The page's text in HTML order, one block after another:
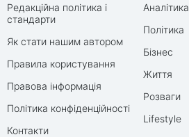
Редакційна політика і
стандарти
Як стати нашим автором
Правила користування
Правова інформація
Політика конфіденційності
Контакти
Аналітика
Політика
Бізнес
Життя
Розваги
Lifestyle